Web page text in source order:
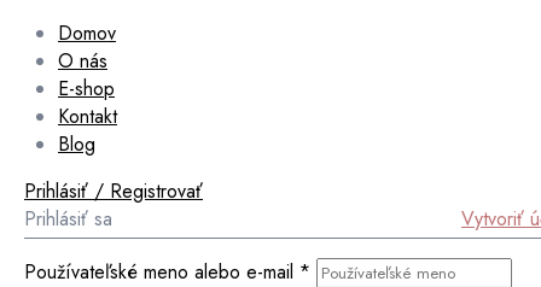
Domov
O nás
E-shop
Kontakt
Blog
Prihlásiť / Registrovať
Prihlásiť sa
Vytvoriť
Používateľské meno alebo e-mail *